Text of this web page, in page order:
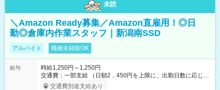
未読
＼Amazon Ready募集／Amazon直雇用！◎日
勤◎倉庫内作業スタッフ｜新潟南SSD
アルバイト 職種未経験OK
給与
時給1,250円～1,250円
交通費：一部支給 （日額2，450円を上限に、出勤日数に応じて
実費支給） ※22:00～翌5:00までは時給25%UP！ ■給与前払い
交通費別途支給あり